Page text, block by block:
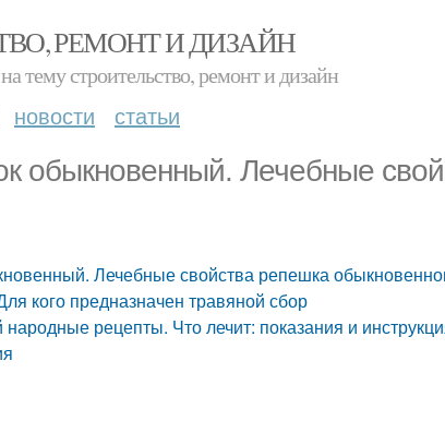
РЕМОНТ И ДИЗАЙН
тему строительство, ремонт и дизайн
новости статьи
обыкновенный. Лечебные
Лечебные свойства репешка
кого предназначен травяной сбор
рецепты. Что лечит: показания и